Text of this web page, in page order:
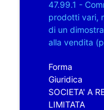
47.99.1 -
prodotti vari,
di un
alla vendita
Forma
Giuridica
SOCIETA' A
LIMITATA